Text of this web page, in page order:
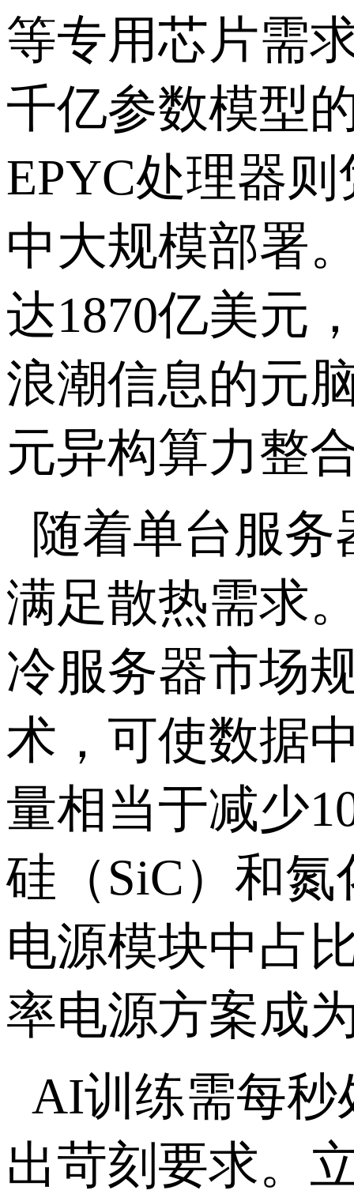
等专用芯片需
千亿参数模型
EPYC处理器
中大规模部署
达1870亿美元
浪潮信息的元
元异构算力整
随着单台服
满足散热需求
冷服务器市场
术，可使数据
量相当于减少
硅（SiC）和
电源模块中占
率电源方案成
AI训练需每秒
出苛刻要求。